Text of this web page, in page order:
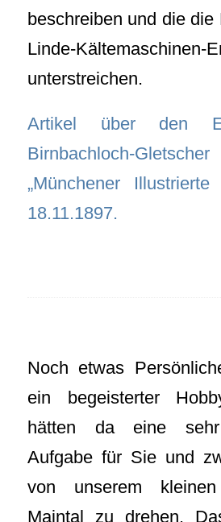
beschreiben und die die
Linde-Kältemaschinen-
unterstreichen.
Artikel über den
Birnbachloch-
„Münchener
18.11.1897.
Noch etwas
ein begeisterter
hätten da eine sehr
Aufgabe für Sie und
von unserem
Maintal zu drehen.